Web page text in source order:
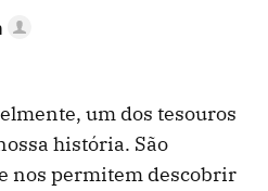
um dos tesouros
história. São
nos permitem descobrir